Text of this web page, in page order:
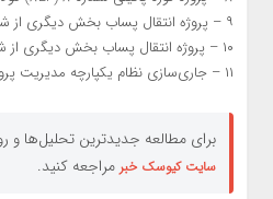
۹ – پروژه انتقال پساب بخش دیگری از شهرهای شهرستان مبارکه
۱۰ – پروژه انتقال پساب بخش دیگری از شهرهای شهرستان لنجان
۱۱ – جاری‌سازی نظام یکپارچه مدیریت پروژه‌های طرح و توسعه
برای مطالعه جدیدترین تحلیل‌ها و
سایت کیوسک خبر مراجعه کنید.